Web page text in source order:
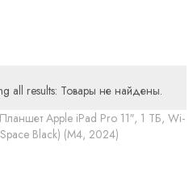
all results: Товары не найдены.
Планшет Apple iPad Pro 11″, 1 ТБ, Wi-
Black) (M4, 2024)